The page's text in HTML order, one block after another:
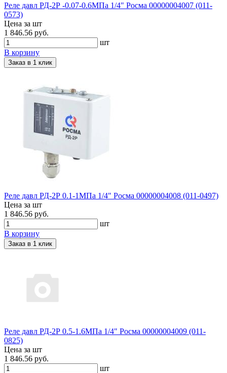
Реле давл РД-2Р -0.07-0.6МПа 1/4" Росма 00000004007 (011-
0573)
Цена за шт
1 846.56 руб.
шт
В корзину
Заказ в 1 клик
Реле давл РД-2Р 0.1-1МПа 1/4" Росма 00000004008 (011-0497)
Цена за шт
1 846.56 руб.
шт
В корзину
Заказ в 1 клик
Реле давл РД-2Р 0.5-1.6МПа 1/4" Росма 00000004009 (011-
0825)
Цена за шт
1 846.56 руб.
шт